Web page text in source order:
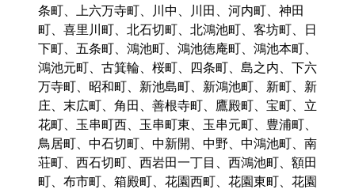
条町、上六万寺町、川中、川田、河内町、神田
町、喜里川町、北石切町、北鴻池町、客坊町、日
下町、五条町、鴻池町、鴻池徳庵町、鴻池本町、
鴻池元町、古箕輪、桜町、四条町、島之内、下六
万寺町、昭和町、新池島町、新鴻池町、新町、新
庄、末広町、角田、善根寺町、鷹殿町、宝町、立
花町、玉串町西、玉串町東、玉串元町、豊浦町、
鳥居町、中石切町、中新開、中野、中鴻池町、南
荘町、西石切町、西岩田一丁目、西鴻池町、額田
町、布市町、箱殿町、花園西町、花園東町、花園